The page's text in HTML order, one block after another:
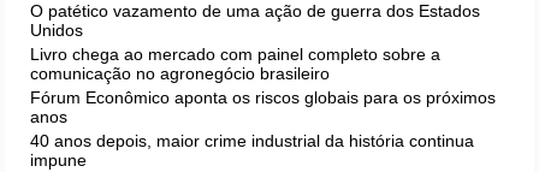
O patético vazamento de uma ação de guerra dos Estados
Unidos
Livro chega ao mercado com painel completo sobre a
comunicação no agronegócio brasileiro
Fórum Econômico aponta os riscos globais para os próximos
anos
40 anos depois, maior crime industrial da história continua
impune